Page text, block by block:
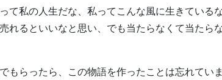
て私の人生だな、私ってこんな風に生きている
れるといいなと思い、でも当たらなくて当たら
もらったら、この物語を作ったことは忘れていま